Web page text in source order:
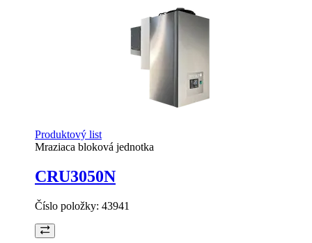
Produktový list
Mraziaca bloková jednotka
CRU3050N
Číslo položky: 43941